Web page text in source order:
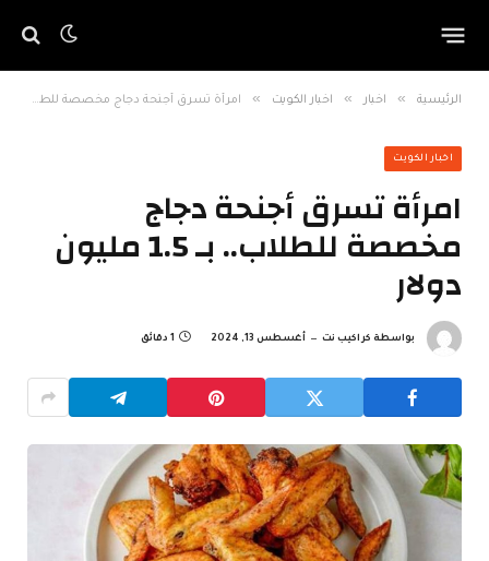
الرئيسية » اخبار » اخبار الكويت » امرأة تسرق أجنحة دجاج مخصصة للطلاب.. بـ 1.5 مليون دولار
اخبار الكويت
امرأة تسرق أجنحة دجاج
مخصصة للطلاب.. بـ 1.5 مليون
دولار
بواسطة كراكيب نت أغسطس 13, 2024 1 دقائق